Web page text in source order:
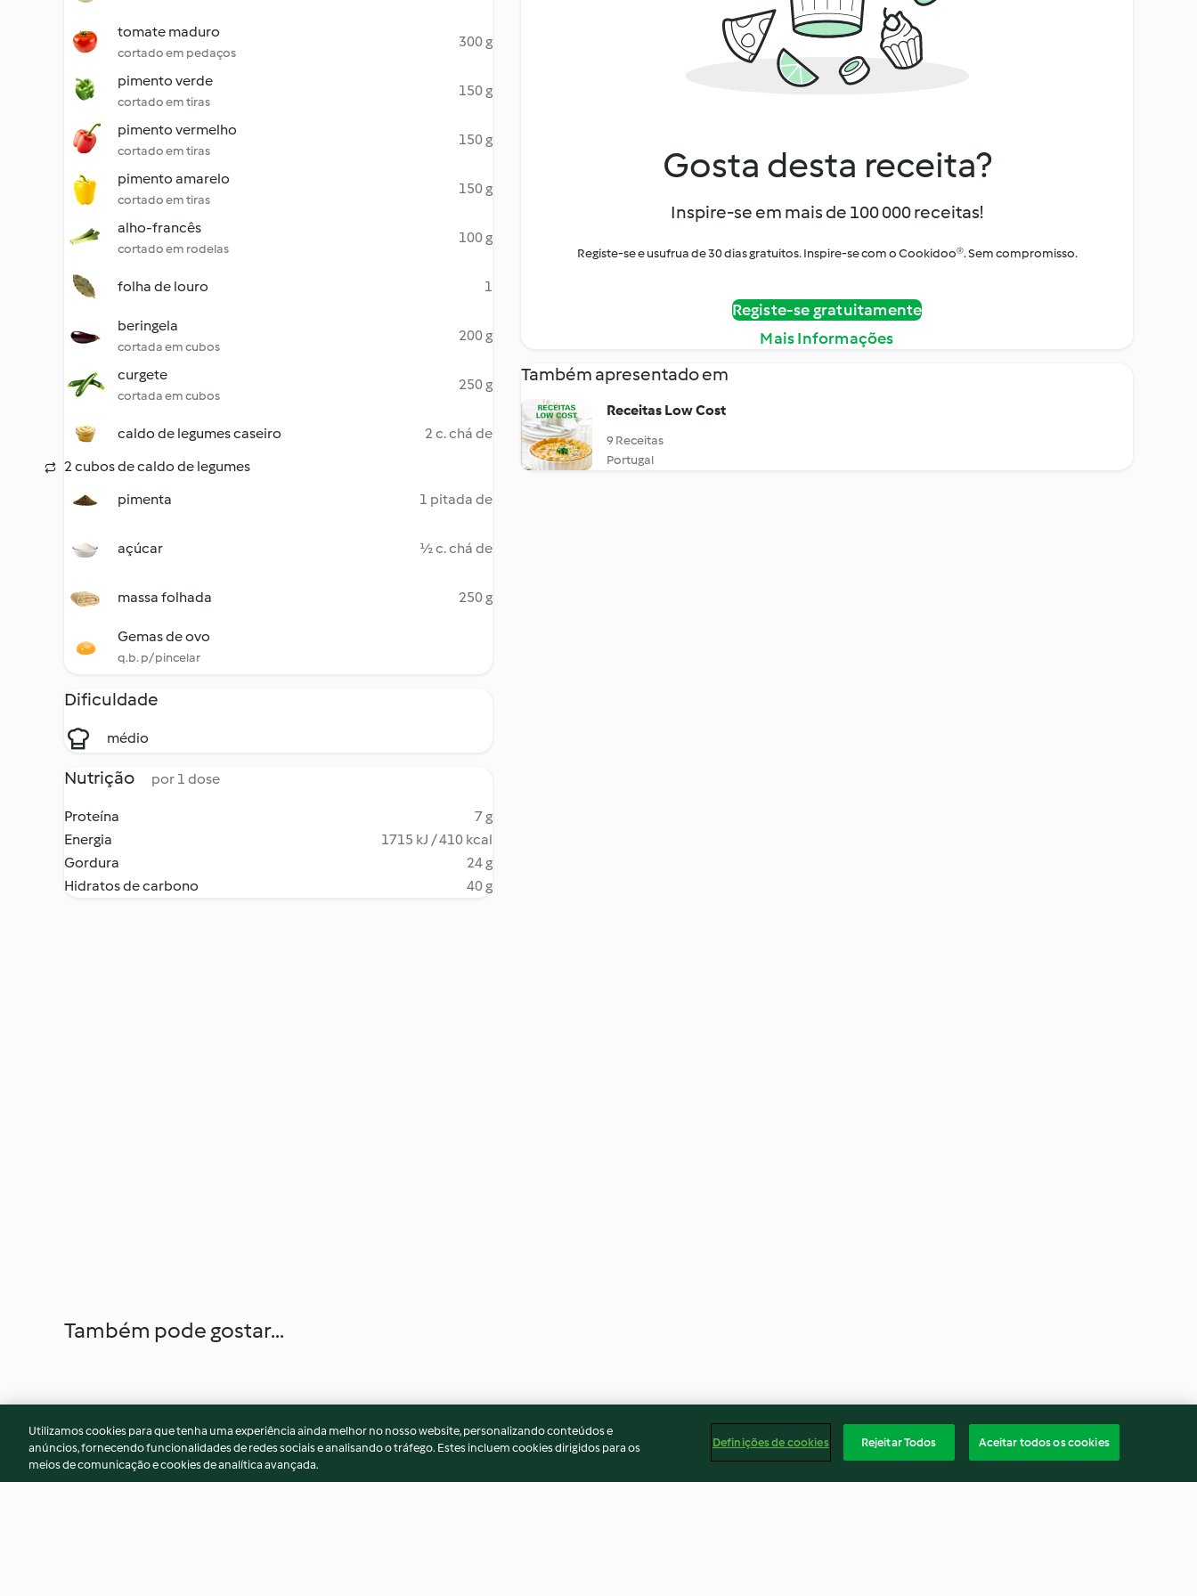
tomate maduro
cortado em pedaços
300 g
pimento verde
cortado em tiras
150 g
pimento vermelho
cortado em tiras
150 g
pimento amarelo
cortado em tiras
150 g
alho-francês
cortado em rodelas
100 g
folha de louro 1
beringela
cortada em cubos
200 g
curgete
cortada em cubos
250 g
caldo de legumes caseiro
2 c. chá de
2 cubos de caldo de legumes
pimenta
1 pitada de
açúcar ½ c. chá de
massa folhada 250 g
Gemas de ovo
q.b. p/ pincelar
Dificuldade
médio
Nutrição por 1 dose
Proteína
7 g
Energia
1715 kJ / 410 kcal
Gordura
24 g
Hidratos de carbono
40 g
Gosta desta receita?
Inspire-se em mais de 100 000 receitas!
Registe-se e usufrua de 30 dias gratuitos. Inspire-se com o Cookidoo®. Sem compromisso.
Registe-se gratuitamente
Mais Informações
Também apresentado em
Receitas Low Cost
9 Receitas
Portugal
Também pode gostar...
Utilizamos cookies para que tenha uma experiência ainda melhor no nosso website, personalizando conteúdos e
anúncios, fornecendo funcionalidades de redes sociais e analisando o tráfego. Estes incluem cookies dirigidos para os
meios de comunicação e cookies de analítica avançada.
Definições de cookies Rejeitar Todos Aceitar todos os cookies